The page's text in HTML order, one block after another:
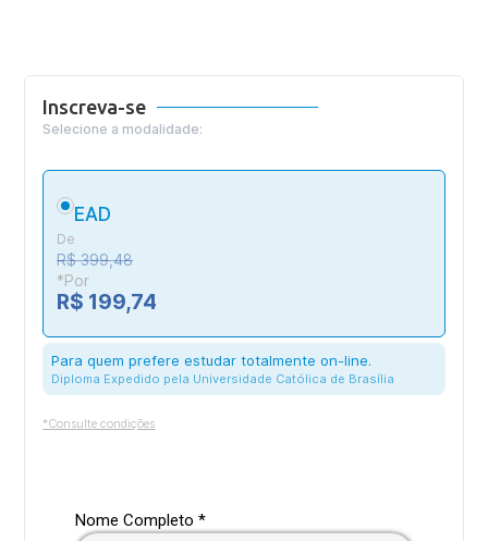
Inscreva-se
Selecione a modalidade:
EAD
De
R$ 399,48
*Por
R$ 199,74
Para quem prefere estudar totalmente on-line.
Diploma Expedido pela Universidade Católica de Brasília
*Consulte condições